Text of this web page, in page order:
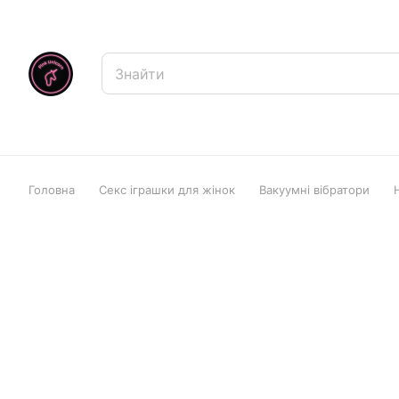
Головна Секс іграшки для жінок Вакуумні вібратори